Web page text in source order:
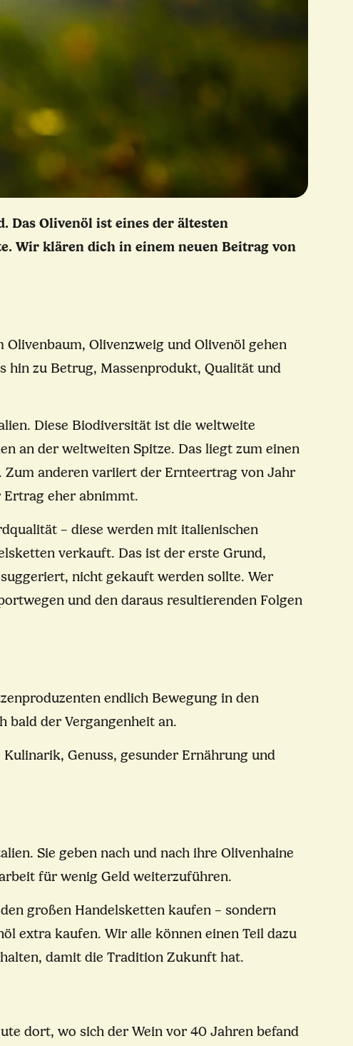
Das Olivenöl ist eines der ältesten
Wir klären dich in einem neuen Beitrag von
Olivenzweig und Olivenöl gehen
hin zu Betrug, Massenprodukt, Qualität und
Diese Biodiversität ist die weltweite
an der weltweiten Spitze. Das liegt zum einen
Zum anderen variiert der Ernteertrag von Jahr
Ertrag eher abnimmt.
– diese werden mit italienischen
verkauft. Das ist der erste Grund,
nicht gekauft werden sollte. Wer
und den daraus resultierenden Folgen
endlich Bewegung in den
bald der Vergangenheit an.
Genuss, gesunder Ernährung und
Sie geben nach und nach ihre Olivenhaine
für wenig Geld weiterzuführen.
großen Handelsketten kaufen – sondern
extra kaufen. Wir alle können einen Teil dazu
damit die Tradition Zukunft hat.
dort, wo sich der Wein vor 40 Jahren befand